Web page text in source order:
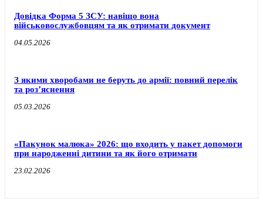
Довідка Форма 5 ЗСУ: навіщо вона
військовослужбовцям та як отримати документ
04.05.2026
З якими хворобами не беруть до армії: повний перелік
та роз’яснення
05.03.2026
«Пакунок малюка» 2026: що входить у пакет допомоги
при народженні дитини та як його отримати
23.02.2026